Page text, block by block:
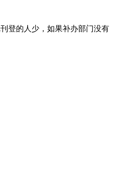
登的人少，如果补办部门没有